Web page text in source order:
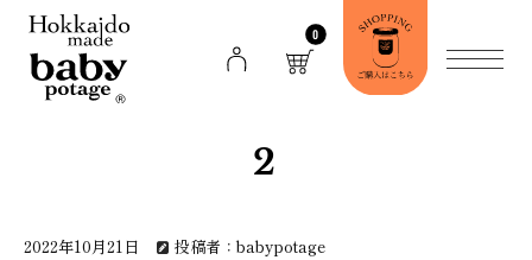
0
2
2022年10月21日 投稿者：babypotage